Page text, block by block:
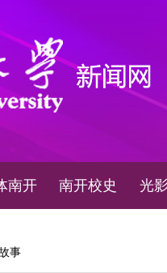
南开 南开校史 光
事